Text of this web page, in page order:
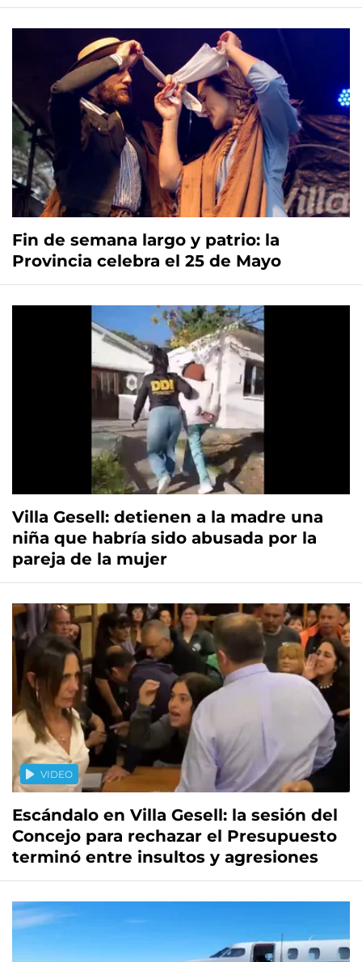
Fin de semana largo y patrio: la
Provincia celebra el 25 de Mayo
Villa Gesell: detienen a la madre una
niña que habría sido abusada por la
pareja de la mujer
VIDEO
Escándalo en Villa Gesell: la sesión del
Concejo para rechazar el Presupuesto
terminó entre insultos y agresiones